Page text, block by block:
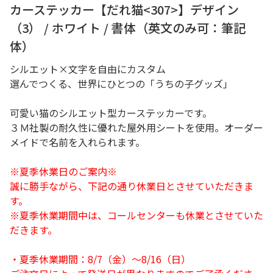
カーステッカー【だれ猫<307>】デザイン
（3） / ホワイト / 書体（英文のみ可：筆記
体）
シルエット×文字を自由にカスタム
選んでつくる、世界にひとつの「うちの子グッズ」
可愛い猫のシルエット型カーステッカーです。
３Ｍ社製の耐久性に優れた屋外用シートを使用。オーダー
メイドで名前を入れられます。
※夏季休業日のご案内※
誠に勝手ながら、下記の通り休業日とさせていただきま
す。
※夏季休業期間中は、コールセンターも休業とさせていた
だきます。
・夏季休業期間：8/7（金）～8/16（日）